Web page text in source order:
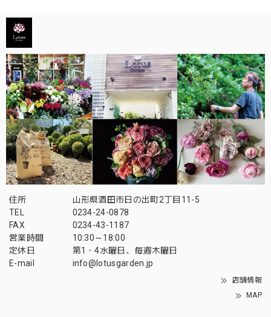
住所
山形県酒田市日の出町2丁目11-5
TEL
0234-24-0878
FAX
0234-43-1187
営業時間
10:30～18:00
定休日
第1・4水曜日、毎週木曜日
E-mail
info@lotusgarden.jp
店舗情報
MAP